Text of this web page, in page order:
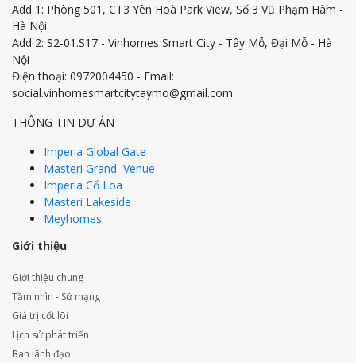
Add 1: Phòng 501, CT3 Yên Hoà Park View, Số 3 Vũ Phạm Hàm -
Hà Nội
Add 2: S2-01.S17 - Vinhomes Smart City - Tây Mỗ, Đại Mỗ - Hà
Nội
Điện thoại: 0972004450 - Email:
social.vinhomesmartcitytaymo@gmail.com
THÔNG TIN DỰ ÁN
Imperia Global Gate
Masteri Grand Venue
Imperia Cổ Loa
Masteri Lakeside
Meyhomes
Giới thiệu
Giới thiệu chung
Tầm nhìn - Sứ mạng
Giá trị cốt lõi
Lịch sử phát triển
Ban lãnh đạo